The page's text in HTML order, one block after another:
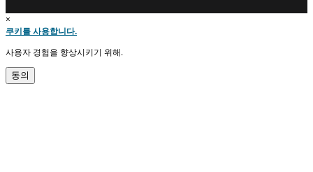
×
쿠키를 사용합니다.
사용자 경험을 향상시키기 위해.
동의